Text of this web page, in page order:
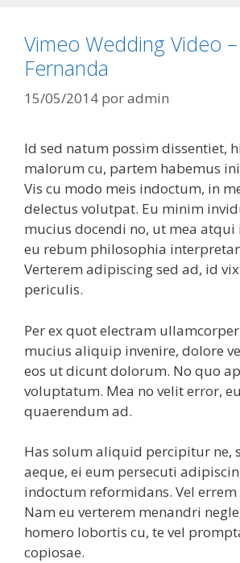
Vimeo Wedding Video
Fernanda
15/05/2014 poradmin
Id sed natum possim dissentiet,
malorum cu, partem habemus
Vis cu modo meis indoctum, in
delectus volutpat. Eu minim
mucius docendi no, ut mea
eu rebum philosophia
Verterem adipiscing sed ad, id
periculis.
Per ex quot electram
mucius aliquip invenire, dolore
eos ut dicunt dolorum. No quo
voluptatum. Mea no velit error,
quaerendum ad.
Has solum aliquid percipitur ne,
aeque, ei eum persecuti
indoctum reformidans. Vel errem
Nam eu verterem menandri
homero lobortis cu, te vel
copiosae.